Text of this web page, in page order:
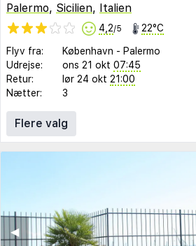
Palermo, Sicilien, Italien
4,2/5 22°C
Flyv fra: København - Palermo
Udrejse:
ons 21 okt 07:45
Retur:
lør 24 okt 21:00
Nætter:
3
Flere valg
◀︎